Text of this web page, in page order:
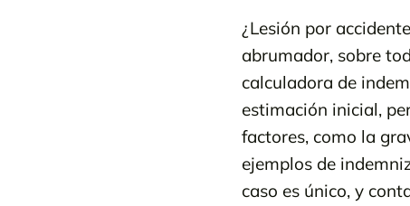
¿Lesión por
abrumador, sobre
calculadora de
estimación inicial,
factores, como la
ejemplos de
caso es único, y